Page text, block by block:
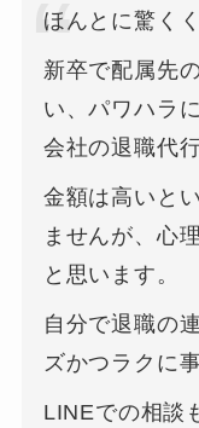
ほんとに驚く
新卒で配属先
い、パワハラ
会社の退職代
金額は高いと
ませんが、心
と思います。
自分で退職の
ズかつラクに
LINEでの相談